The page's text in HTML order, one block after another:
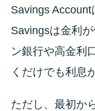
Savings
Savingsは金利
ン銀行や高金利
くだけでも利息
ただし、最初か